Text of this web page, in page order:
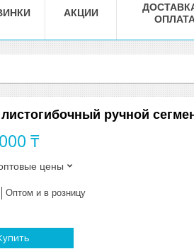
АКЦИИ
ручной
₸
цены
Оптом и в розницу